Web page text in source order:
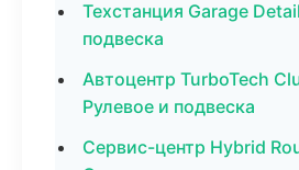
Техстанция Garage
подвеска
Автоцентр TurboTech
Рулевое и подвеска
Сервис-центр Hybrid